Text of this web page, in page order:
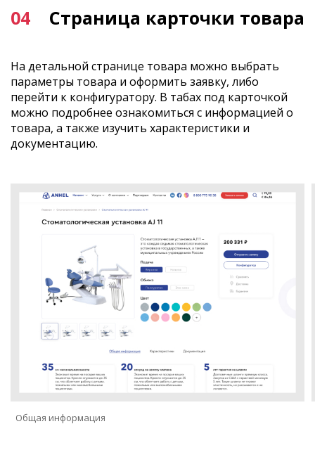
04 Страница карточки товара
На детальной странице товара можно выбрать
параметры товара и оформить заявку, либо
перейти к конфигуратору. В табах под карточкой
можно подробнее ознакомиться с информацией о
товара, а также изучить характеристики и
документацию.
Общая информация